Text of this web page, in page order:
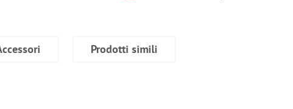
Prodotti simili